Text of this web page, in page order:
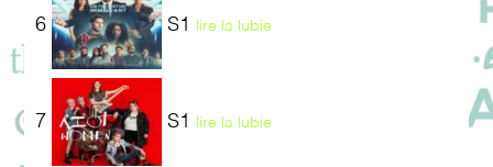
6 S1 lire la lubie
7 S1 lire la lubie